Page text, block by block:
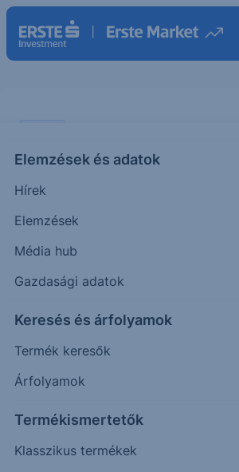
Elemzések és adatok
Hírek
Elemzések
Média hub
Gazdasági adatok
Keresés és árfolyamok
Termék keresők
Árfolyamok
Termékismertetők
Klasszikus termékek
online hazairészvény-
platformja!
SZTORI
|2022. január 3. 10:58
A Budapesti Értéktőzsde a BÉT
keretein belül ismét számos díjjal,
és szereplőit. A szavazásban, a
online hazairészvény-kereskedési